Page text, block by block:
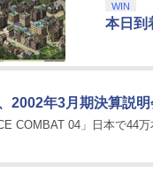
WIN
本日到
2002年3月期決算説
COMBAT 04」日本で44